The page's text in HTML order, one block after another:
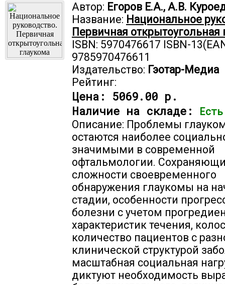
Автор: Егоров Е.А., А.В.
Название: Национальное
Первичная открытоугольная
ISBN: 5970476617 ISBN-
9785970476611
Издательство: Гэотар-Медиа
Рейтинг:
Цена: 5069.00 р.
Наличие на складе:
Описание: Проблемы
остаются наиболее
значимыми в современной
офтальмологии.
сложности своевременного
обнаружения глаукомы на
стадии, особенности
болезни с учетом
характеристик течения,
количество пациентов с
клинической структурой
масштабная социальная
диктуют необходимость